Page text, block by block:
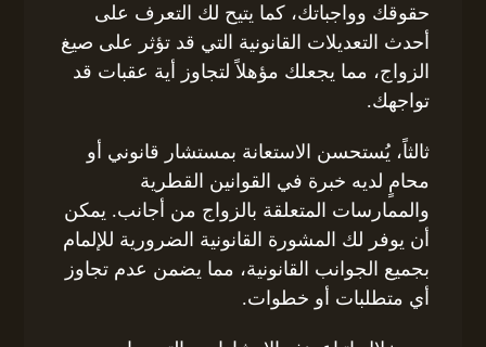
حقوقك وواجباتك، كما يتيح لك التعرف على
أحدث التعديلات القانونية التي قد تؤثر على صيغ
الزواج، مما يجعلك مؤهلاً لتجاوز أية عقبات قد
تواجهك.
ثالثاً، يُستحسن الاستعانة بمستشار قانوني أو
محامٍ لديه خبرة في القوانين القطرية
والممارسات المتعلقة بالزواج من أجانب. يمكن
أن يوفر لك المشورة القانونية الضرورية للإلمام
بجميع الجوانب القانونية، مما يضمن عدم تجاوز
أي متطلبات أو خطوات.